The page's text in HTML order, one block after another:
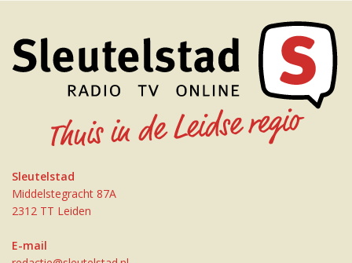
Sleutelstad
Middelstegracht 87A
2312 TT Leiden
E-mail